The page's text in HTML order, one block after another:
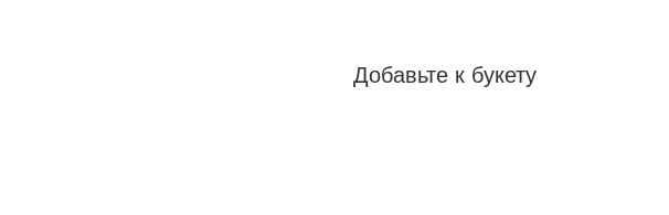
Добавьте к букету